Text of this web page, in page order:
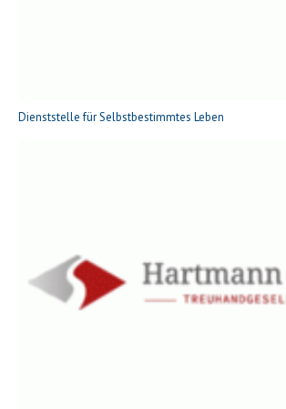
Dienststelle für Selbstbestimmtes Leben